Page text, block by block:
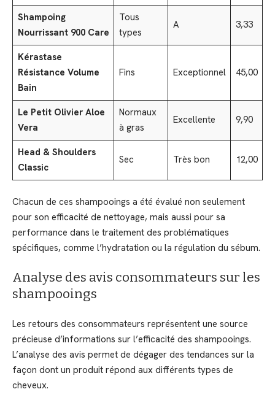
Shampoing
Nourrissant 900 Care
Tous
types
A 3,33
Kérastase
Résistance Volume
Bain
Fins Exceptionnel 45,00
Le Petit Olivier Aloe
Vera
Normaux
à gras
Excellente 9,90
Head & Shoulders
Classic
Sec Très bon 12,00
Chacun de ces shampooings a été évalué non seulement
pour son efficacité de nettoyage, mais aussi pour sa
performance dans le traitement des problématiques
spécifiques, comme l’hydratation ou la régulation du sébum.
Analyse des avis consommateurs sur les
shampooings
Les retours des consommateurs représentent une source
précieuse d’informations sur l’efficacité des shampooings.
L’analyse des avis permet de dégager des tendances sur la
façon dont un produit répond aux différents types de
cheveux.